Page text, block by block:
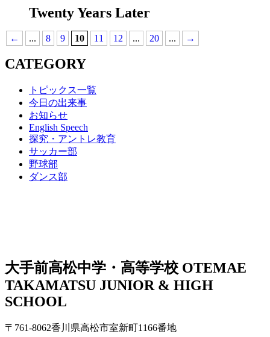
Twenty Years Later
← ... 8 9 10 11 12 ... 20 ... →
CATEGORY
トピックス一覧
今日の出来事
お知らせ
English Speech
探究・アントレ教育
サッカー部
野球部
ダンス部
大手前高松中学・高等学校 OTEMAE
TAKAMATSU JUNIOR & HIGH
SCHOOL
〒761-8062香川県高松市室新町1166番地